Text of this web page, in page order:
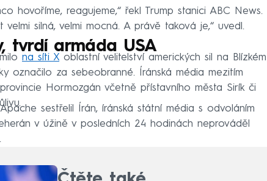
hovoříme, reagujeme,“ řekl Trump stanici ABC News.
silná, velmi mocná. A právě taková je,“ uvedl.
tvrdí armáda USA
na síti X oblastní velitelství amerických sil na Blízkém
označilo za sebeobranné. Íránská média mezitím
Hormozgán včetně přístavního města Sirík či
sestřelil Írán, íránská státní média s odvoláním
v úžině v posledních 24 hodinách neprováděl